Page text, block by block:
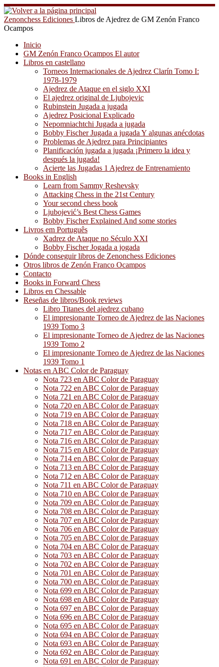
Saltar
al
contenido
Zenonchess Ediciones Libros de Ajedrez de GM Zenón Franco
Ocampos
Inicio
GM Zenón Franco Ocampos El autor
Libros en castellano
Torneos Internacionales de Ajedrez Clarín Tomo I:
1978-1979
Ajedrez de Ataque en el siglo XXI
El ajedrez original de Ljubojevic
Rubinstein Jugada a jugada
Ajedrez Posicional Explicado
Nepomniachtchi Jugada a jugada
Bobby Fischer Jugada a jugada Y algunas anécdotas
Problemas de Ajedrez para Principiantes
Planificación jugada a jugada ¡Primero la idea y
después la jugada!
Acierte las Jugadas 1 Ajedrez de Entrenamiento
Books in English
Learn from Sammy Reshevsky
Attacking Chess in the 21st Century
Your second chess book
Ljubojević’s Best Chess Games
Bobby Fischer Explained And some stories
Livros em Português
Xadrez de Ataque no Século XXI
Bobby Fischer Jogada a jogada
Dónde conseguir libros de Zenonchess Ediciones
Otros libros de Zenón Franco Ocampos
Contacto
Books in Forward Chess
Libros en Chessable
Reseñas de libros/Book reviews
Libro Titanes del ajedrez cubano
El impresionante Torneo de Ajedrez de las Naciones
1939 Tomo 3
El impresionante Torneo de Ajedrez de las Naciones
1939 Tomo 2
El impresionante Torneo de Ajedrez de las Naciones
1939 Tomo 1
Notas en ABC Color de Paraguay
Nota 723 en ABC Color de Paraguay
Nota 722 en ABC Color de Paraguay
Nota 721 en ABC Color de Paraguay
Nota 720 en ABC Color de Paraguay
Nota 719 en ABC Color de Paraguay
Nota 718 en ABC Color de Paraguay
Nota 717 en ABC Color de Paraguay
Nota 716 en ABC Color de Paraguay
Nota 715 en ABC Color de Paraguay
Nota 714 en ABC Color de Paraguay
Nota 713 en ABC Color de Paraguay
Nota 712 en ABC Color de Paraguay
Nota 711 en ABC Color de Paraguay
Nota 710 en ABC Color de Paraguay
Nota 709 en ABC Color de Paraguay
Nota 708 en ABC Color de Paraguay
Nota 707 en ABC Color de Paraguay
Nota 706 en ABC Color de Paraguay
Nota 705 en ABC Color de Paraguay
Nota 704 en ABC Color de Paraguay
Nota 703 en ABC Color de Paraguay
Nota 702 en ABC Color de Paraguay
Nota 701 en ABC Color de Paraguay
Nota 700 en ABC Color de Paraguay
Nota 699 en ABC Color de Paraguay
Nota 698 en ABC Color de Paraguay
Nota 697 en ABC Color de Paraguay
Nota 696 en ABC Color de Paraguay
Nota 695 en ABC Color de Paraguay
Nota 694 en ABC Color de Paraguay
Nota 693 en ABC Color de Paraguay
Nota 692 en ABC Color de Paraguay
Nota 691 en ABC Color de Paraguay